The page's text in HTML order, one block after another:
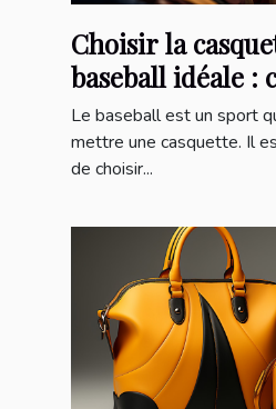
Choisir la
baseball idéale :
essentiels et
incontournables
Le baseball est un sport
mettre une casquette. Il
de choisir...